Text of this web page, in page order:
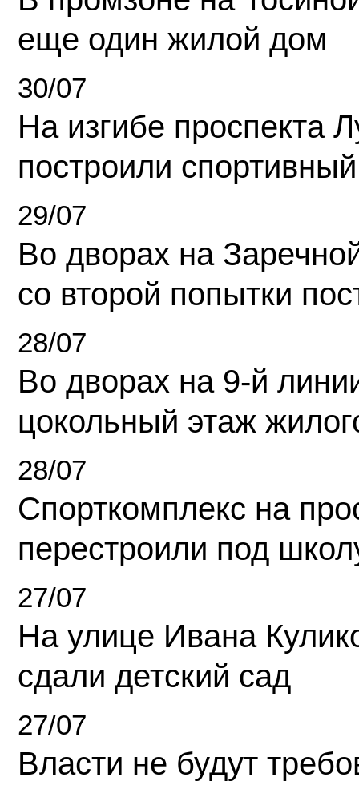
еще один жилой дом
30/07
На изгибе проспекта
построили
29/07
Во дворах на
со второй попытки
28/07
Во дворах на 9-й
цокольный этаж
28/07
Спорткомплекс на
перестроили под
27/07
На улице Ивана
сдали детский сад
27/07
Власти не будут